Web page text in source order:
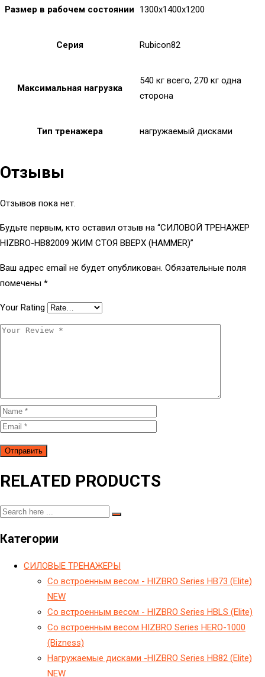
Размер в рабочем состоянии 1300x1400x1200
Серия Rubicon82
Максимальная нагрузка
540 кг всего, 270 кг одна
сторона
Тип тренажера нагружаемый дисками
Отзывы
Отзывов пока нет.
Будьте первым, кто оставил отзыв на “СИЛОВОЙ ТРЕНАЖЕР
HIZBRO-HB82009 ЖИМ СТОЯ ВВЕРХ (HAMMER)”
Ваш адрес email не будет опубликован. Обязательные поля
помечены *
Your Rating
RELATED PRODUCTS
Категории
CИЛОВЫЕ ТРЕНАЖЕРЫ
Cо встроенным весом - HIZBRO Series HB73 (Elite)
NEW
Cо встроенным весом - HIZBRO Series HBLS (Elite)
Cо встроенным весом HIZBRO Series HERO-1000
(Bizness)
Hагружаемые дисками -HIZBRO Series HB82 (Elite)
NEW